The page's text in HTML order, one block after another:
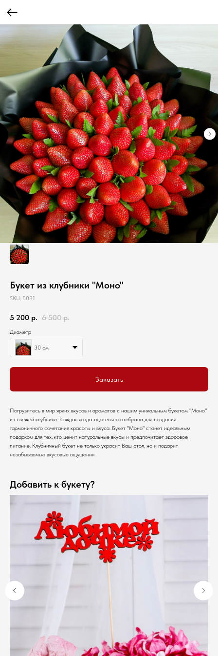
Букет из клубники "Моно"
SKU: 0081
5 200 р. 6 500 р.
Диаметр
30 см
Заказать
Погрузитесь в мир ярких вкусов и ароматов с нашим уникальным букетом "Моно"
из свежей клубники. Каждая ягода тщательно отобрана для создания
гармоничного сочетания красоты и вкуса. Букет "Моно" станет идеальным
подарком для тех, кто ценит натуральные вкусы и предпочитает здоровое
питание. Клубничный букет не только украсит Ваш стол, но и подарит
незабываемые вкусовые ощущения
Добавить к букету?